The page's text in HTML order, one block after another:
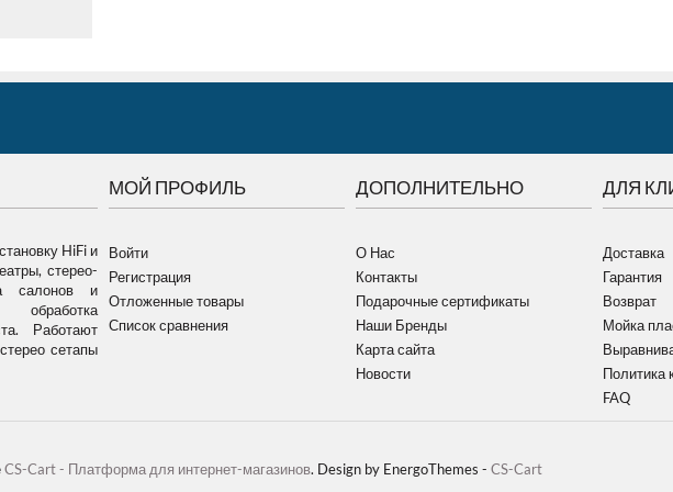
HiFi и
стерео-
салонов и
обработка
Работают
сетапы
МОЙ ПРОФИЛЬ
Войти
Регистрация
Отложенные товары
Список сравнения
ДОПОЛНИТЕЛЬНО
О Нас
Контакты
Подарочные сертификаты
Наши Бренды
Карта сайта
Новости
ДЛЯ
Доставка
Гарантия
Возврат
Мойка
Политика
FAQ
CS-Cart - Платформа для интернет-магазинов. Design by EnergoThemes - CS-Cart